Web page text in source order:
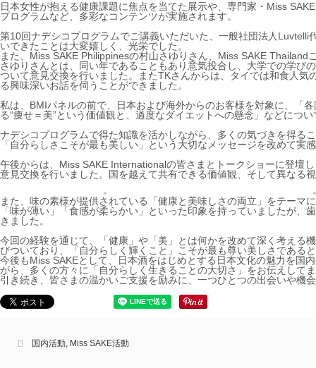
日本女性が抱える健康課題に焦点を当てた展示や、専門家・Miss
プログラムなど、多彩なコンテンツが実施されます。
第10回ナデシコプログラムでご講義いただいた、一般社団法人
いできたことは大変嬉しく、光栄でした。
また、Miss SAKE Philippinesの村山さゆりさん、Miss SAKE
さゆりさんとは、同い年であることもあり意気投合し、大学での学
ついて意見交換を行いました。
またTKさんからは、タイでは和食人
る興味深いお話を伺うことができました。
私は、BMIパネルの前で、日本および海外からのお客様を対象に、「
る“痩せ＝美”という価値観と、過度なダイエットへの懸念」などにつ
ナデシコプログラムで得た知識を活かしながら、多くの気づきを得る
「自分らしさこそが最も美しい」という大切なメッセージを改めて実
午後からは、Miss SAKE Internationalの皆さまとトークショーに登壇
意見交換を行いました。国を越えて共有できる価値観、そして異なる
また、味の素様が提供されている「健康と美味しさの両立」をテー
「味が薄い」「食感が柔らかい」といった印象を持っていましたが
きました。
今回の経験を通じて、「健康」や「美」とは何かを改めて深く考える
びついており、「自分らしく輝くこと」こそが最も尊い美しさである
今後もMiss SAKEとして、日本酒をはじめとする日本文化の魅力を国
がら、多くの方々に「自分らしく生きることの大切さ」をお伝えして
引き続き、皆さまの温かいご支援を励みに、一つひとつの出会いや機
国内活動, Miss SAKE活動